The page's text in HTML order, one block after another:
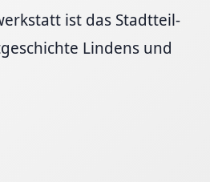
ist das Stadtteil-
Lindens und